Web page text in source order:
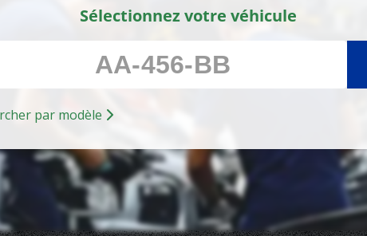
Sélectionnez votre véhicule
Rechercher par modèle